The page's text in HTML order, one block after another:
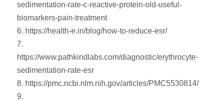
sedimentation-rate-c-reactive-protein-old-useful-
biomarkers-pain-treatment
6. https://health-e.in/blog/how-to-reduce-esr/
7.
https://www.pathkindlabs.com/diagnostic/erythrocyte-
sedimentation-rate-esr
8. https://pmc.ncbi.nlm.nih.gov/articles/PMC5530814/
9.